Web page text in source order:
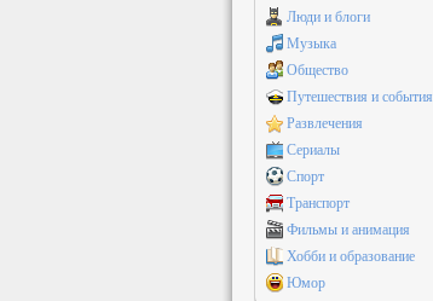
Люди и блоги
Музыка
Общество
Путешествия и события
Развлечения
Сериалы
Спорт
Транспорт
Фильмы и анимация
Хобби и образование
Юмор